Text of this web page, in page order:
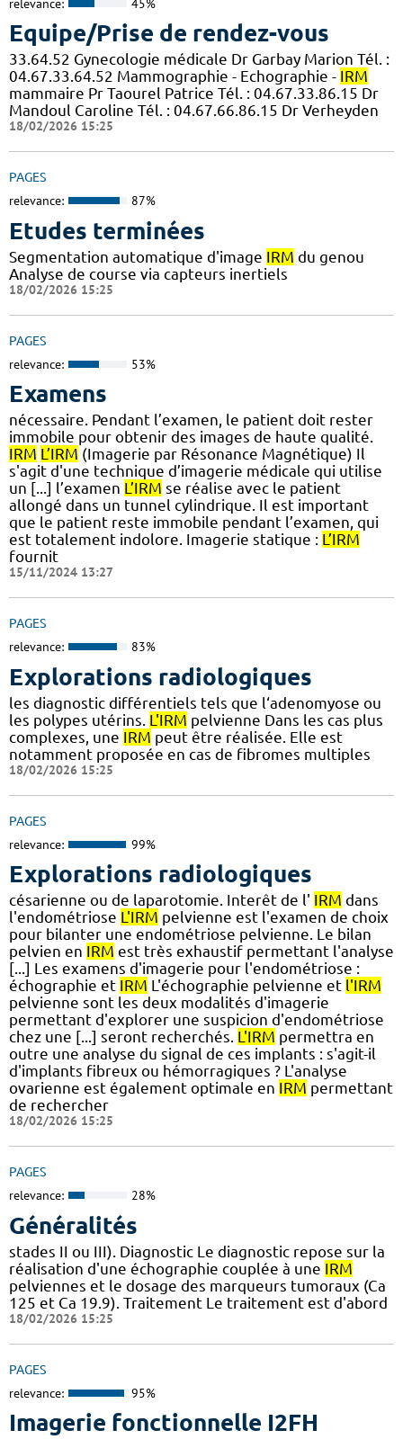
relevance: 45%
Equipe/Prise de rendez-vous
33.64.52 Gynecologie médicale Dr Garbay Marion Tél. :
04.67.33.64.52 Mammographie - Echographie - IRM
mammaire Pr Taourel Patrice Tél. : 04.67.33.86.15 Dr
Mandoul Caroline Tél. : 04.67.66.86.15 Dr Verheyden
18/02/2026 15:25
PAGES
relevance: 87%
Etudes terminées
Segmentation automatique d'image IRM du genou
Analyse de course via capteurs inertiels
18/02/2026 15:25
PAGES
relevance: 53%
Examens
nécessaire. Pendant l’examen, le patient doit rester
immobile pour obtenir des images de haute qualité.
IRM L’IRM (Imagerie par Résonance Magnétique) Il
s'agit d'une technique d’imagerie médicale qui utilise
un [...] l’examen L’IRM se réalise avec le patient
allongé dans un tunnel cylindrique. Il est important
que le patient reste immobile pendant l’examen, qui
est totalement indolore. Imagerie statique : L’IRM
fournit
15/11/2024 13:27
PAGES
relevance: 83%
Explorations radiologiques
les diagnostic différentiels tels que l‘adenomyose ou
les polypes utérins. L'IRM pelvienne Dans les cas plus
complexes, une IRM peut être réalisée. Elle est
notamment proposée en cas de fibromes multiples
18/02/2026 15:25
PAGES
relevance: 99%
Explorations radiologiques
césarienne ou de laparotomie. Interêt de l' IRM dans
l'endométriose L'IRM pelvienne est l'examen de choix
pour bilanter une endométriose pelvienne. Le bilan
pelvien en IRM est très exhaustif permettant l'analyse
[...] Les examens d'imagerie pour l'endométriose :
échographie et IRM L'échographie pelvienne et l'IRM
pelvienne sont les deux modalités d'imagerie
permettant d'explorer une suspicion d'endométriose
chez une [...] seront recherchés. L'IRM permettra en
outre une analyse du signal de ces implants : s'agit-il
d'implants fibreux ou hémorragiques ? L'analyse
ovarienne est également optimale en IRM permettant
de rechercher
18/02/2026 15:25
PAGES
relevance: 28%
Généralités
stades II ou III). Diagnostic Le diagnostic repose sur la
réalisation d'une échographie couplée à une IRM
pelviennes et le dosage des marqueurs tumoraux (Ca
125 et Ca 19.9). Traitement Le traitement est d'abord
18/02/2026 15:25
PAGES
relevance: 95%
Imagerie fonctionnelle I2FH